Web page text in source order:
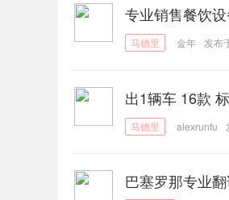
专业销售餐饮
金年
发布
出1辆车 16款
alexrunfu
巴塞罗那专业